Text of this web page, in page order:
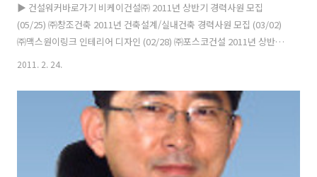
▶ 건설워커바로가기 비케이건설㈜ 2011년 상반기 경력사원 모집
(05/25) ㈜창조건축 2011년 건축설계/실내건축 경력사원 모집 (03/02)
㈜맥스원이링크 인테리어 디자인 (02/28) ㈜포스코건설 2011년 상반기
경력사원 공개 채용 (03/09) SK이노베이션 광학소재 마케팅 분야 경력
을건설㈜ 해외토목/입찰/건축/해외사업개발 모집 (02/28) ㈜동양건설
산업 전산분야 경력사원 모집 (02/25) ㈜퍼시스 2011년 상반기 신입 및
경력사원 수시 (02/27) 현대아산㈜ 2011년 경력직원(PJT직)채용
(02/25) 이코노믹리뷰 경력기자 채용 (02/28) SK이노베이션 분석/차세
대 Battery개발 분야 (03/..
2011. 2. 24.